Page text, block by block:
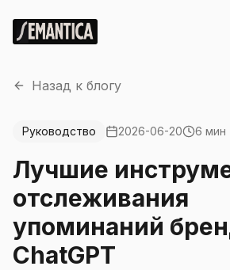
Назад к блогу
Руководство 2026-06-20 6 мин
Лучшие
отслеживания
упоминаний
ChatGPT